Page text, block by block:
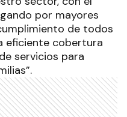
por mayores
de todos
eficiente cobertura
servicios para